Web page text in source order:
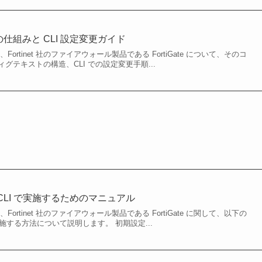
組みと CLI 設定変更ガイド
Fortinet 社のファイアウォール製品である FortiGate について、そのコ
グテキストの構造、CLI での設定変更手順...
で実施するためのマニュアル
Fortinet 社のファイアウォール製品である FortiGate に関して、以下の
する方法について説明します。 初期設定...